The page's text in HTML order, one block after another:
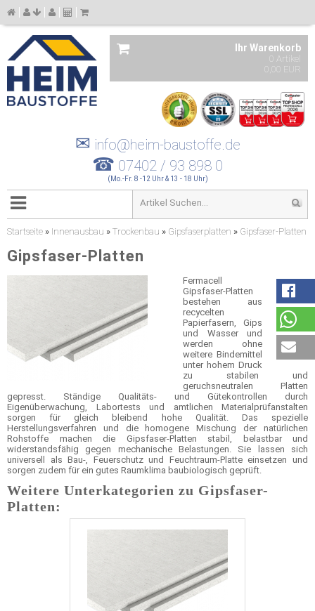
Ihr Warenkorb
0 Artikel
0,00 EUR
✉ info@heim-baustoffe.de
☎ 07402 / 93 898 0
(Mo.-Fr. 8 -12 Uhr & 13 - 18 Uhr)
Startseite » Innenausbau » Trockenbau » Gipsfaserplatten » Gipsfaser-Platten
Gipsfaser-Platten
Fermacell
Gipsfaser-Platten
bestehen aus
recycelten
Papierfasern, Gips
und Wasser und
werden ohne
weitere Bindemittel
unter hohem Druck
zu stabilen und
geruchsneutralen Platten
gepresst. Ständige Qualitäts- und Gütekontrollen durch
Eigenüberwachung, Labortests und amtlichen Materialprüfanstalten
sorgen für gleich bleibend hohe Qualität. Das spezielle
Herstellungsverfahren und die homogene Mischung der natürlichen
Rohstoffe machen die Gipsfaser-Platten stabil, belastbar und
widerstandsfähig gegen mechanische Belastungen. Sie lassen sich
universell als Bau-, Feuerschutz und Feuchtraum-Platte einsetzen und
sorgen zudem für ein gutes Raumklima baubiologisch geprüft.
Weitere Unterkategorien zu Gipsfaser-
Platten: